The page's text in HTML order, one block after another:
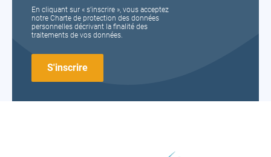
En cliquant sur « s’inscrire », vous acceptez
notre Charte de protection des données
personnelles décrivant la finalité des
traitements de vos données.